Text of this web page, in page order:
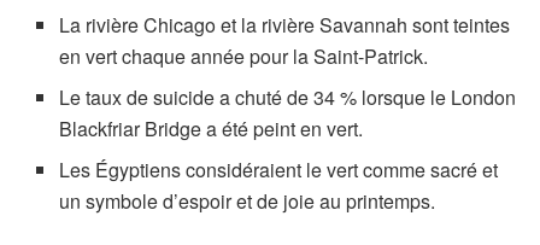
La rivière Chicago et la rivière Savannah sont teintes
en vert chaque année pour la Saint-Patrick.
Le taux de suicide a chuté de 34 % lorsque le London
Blackfriar Bridge a été peint en vert.
Les Égyptiens considéraient le vert comme sacré et
un symbole d’espoir et de joie au printemps.